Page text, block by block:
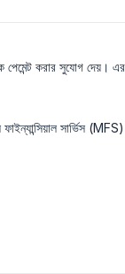
করার সুযোগ দেয়।
সার্ভিস